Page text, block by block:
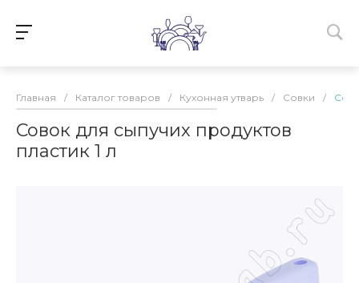
Главная / Каталог товаров / Кухонная утварь / Совки /
Совок для сыпучих продуктов
пластик 1 л